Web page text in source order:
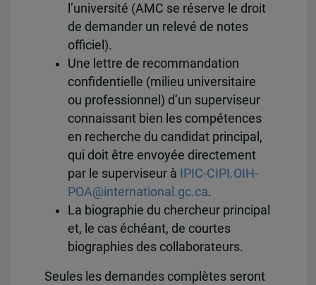
l’université (AMC se réserve le droit
de demander un relevé de notes
officiel).
Une lettre de recommandation
confidentielle (milieu universitaire
ou professionnel) d’un superviseur
connaissant bien les compétences
en recherche du candidat principal,
qui doit être envoyée directement
par le superviseur à IPIC-CIPI.OIH-
POA@international.gc.ca.
La biographie du chercheur principal
et, le cas échéant, de courtes
biographies des collaborateurs.
Seules les demandes complètes seront